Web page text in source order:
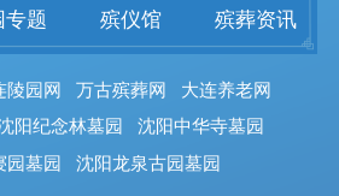
专题 殡仪馆 殡葬资讯
陵园网 万古殡葬网
大连养老网
阳纪念林墓园
沈阳中华寺墓园
园墓园
沈阳龙泉古园墓园